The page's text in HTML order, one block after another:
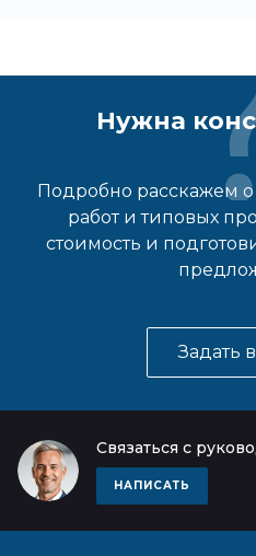
Нужна
Подробно расскажем о
работ и типовых
стоимость и
Задать
Связаться с
НАПИСАТЬ